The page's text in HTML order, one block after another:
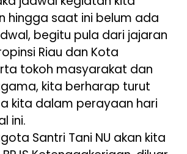
hingga saat ini belum ada
begitu pula dari jajaran
Riau dan Kota
tokoh masyarakat dan
kita berharap turut
kita dalam perayaan hari
ini.
Santri Tani NU akan kita